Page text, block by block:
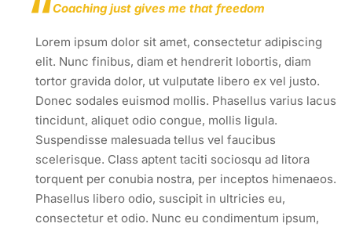
Coaching just gives me that freedom
Lorem ipsum dolor sit amet, consectetur adipiscing
elit. Nunc finibus, diam et hendrerit lobortis, diam
tortor gravida dolor, ut vulputate libero ex vel justo.
Donec sodales euismod mollis. Phasellus varius lacus
tincidunt, aliquet odio congue, mollis ligula.
Suspendisse malesuada tellus vel faucibus
scelerisque. Class aptent taciti sociosqu ad litora
torquent per conubia nostra, per inceptos himenaeos.
Phasellus libero odio, suscipit in ultricies eu,
consectetur et odio. Nunc eu condimentum ipsum,